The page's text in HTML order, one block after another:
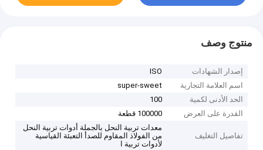
منتوج وصف
إصدار الشهادات
ISO
اسم العلامة التجارية
super-sweet
الحد الأدنى لكمية
100
القدرة على العرض
100000 قطعة
تفاصيل التغليف
معدات تربية النحل بالجملة أدوات تربية النحل
من الفولاذ المقاوم للصدأ التعبئة القياسية
لأدوات تربية ا